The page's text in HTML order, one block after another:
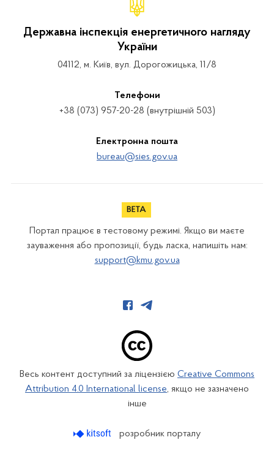
Державна інспекція енергетичного нагляду
України
04112, м. Київ, вул. Дорогожицька, 11/8
Телефони
+38 (073) 957-20-28 (внутрішній 503)
Електронна пошта
bureau@sies.gov.ua
Портал працює в тестовому режимі. Якщо ви маєте
зауваження або пропозиції, будь ласка, напишіть нам:
support@kmu.gov.ua
Весь контент доступний за ліцензією Creative Commons
Attribution 4.0 International license, якщо не зазначено
інше
розробник порталу